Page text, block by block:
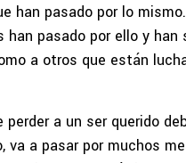
han pasado por lo
han pasado por ello y han
a otros que están
a un ser querido
va a pasar por muchos